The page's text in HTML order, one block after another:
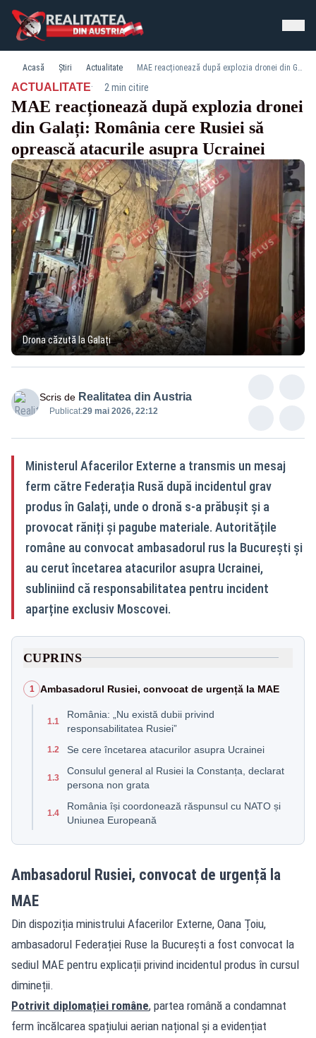
Acasă Știri Actualitate MAE reacționează după explozia dronei din Galați: România cere Rusiei să oprească atacurile asupra Ucrainei
ACTUALITATE· 2 min citire
MAE reacționează după explozia dronei
din Galați: România cere Rusiei să
oprească atacurile asupra Ucrainei
Drona căzută la Galați
Scris de Realitatea din Austria
Publicat:29 mai 2026, 22:12
Ministerul Afacerilor Externe a transmis un mesaj
ferm către Federația Rusă după incidentul grav
produs în Galați, unde o dronă s-a prăbușit și a
provocat răniți și pagube materiale. Autoritățile
române au convocat ambasadorul rus la București și
au cerut încetarea atacurilor asupra Ucrainei,
subliniind că responsabilitatea pentru incident
aparține exclusiv Moscovei.
CUPRINS
1 Ambasadorul Rusiei, convocat de urgență la MAE
1.1
România: „Nu există dubii privind
responsabilitatea Rusiei”
1.2 Se cere încetarea atacurilor asupra Ucrainei
1.3
Consulul general al Rusiei la Constanța, declarat
persona non grata
1.4
România își coordonează răspunsul cu NATO și
Uniunea Europeană
Ambasadorul Rusiei, convocat de urgență la
MAE
Din dispoziția ministrului Afacerilor Externe, Oana Țoiu,
ambasadorul Federației Ruse la București a fost convocat la
sediul MAE pentru explicații privind incidentul produs în cursul
dimineții.
Potrivit diplomației române, partea română a condamnat
ferm încălcarea spațiului aerian național și a evidențiat